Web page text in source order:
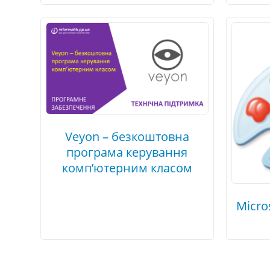
Veyon – безкоштовна
програма керування
комп’ютерним класом